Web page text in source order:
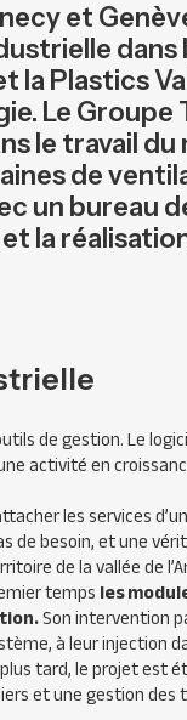
et
dans
Plastics
Le Groupe
le travail du
de
un bureau
la
de gestion. Le
activité en
les services
besoin, et une
de la vallée de
tempsles
Son intervention
à leur injection
tard, le projet est
et une gestion des